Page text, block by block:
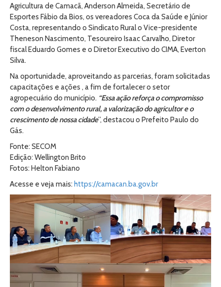
Agricultura de Camacã, Anderson Almeida, Secretário de
Esportes Fábio da Bios, os vereadores Coca da Saúde e Júnior
Costa, representando o Sindicato Rural o Vice-presidente
Theneson Nascimento, Tesoureiro Isaac Carvalho, Diretor
fiscal Eduardo Gomes e o Diretor Executivo do CIMA, Everton
Silva.
Na oportunidade, aproveitando as parcerias, foram solicitadas
capacitações e ações , a fim de fortalecer o setor
agropecuário do município. “Essa ação reforça o compromisso
com o desenvolvimento rural, a valorização do agricultor e o
crescimento de nossa cidade”, destacou o Prefeito Paulo do
Gás.
Fonte: SECOM
Edição: Wellington Brito
Fotos: Helton Fabiano
Acesse e veja mais: https://camacan.ba.gov.br